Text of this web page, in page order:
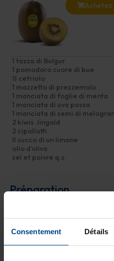
Consentement Détails
1 tazza di Bulgur
1 pomodoro cuore di bue
½ cetriolo
1 mazzetto di prezzemolo
1 manciata di foglie di menta
1 manciata di uva passa
1 manciata di semi di
2 kiwis Jingold
2 cipollotti
Il succo di un limone
olio d’oliva
sel et poivre q.s.
Préparation
Cuocete il bulgur secondo le
lasciate raffreddare
questo modo sarà più semplice
raffreddato. Togliete i semi